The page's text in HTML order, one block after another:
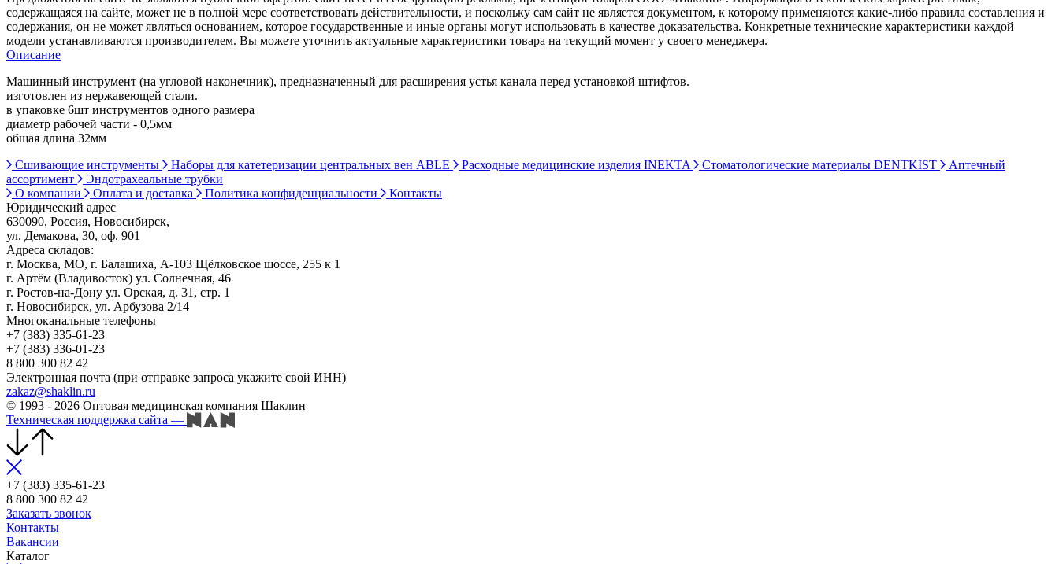
содержащаяся на сайте, может не в полной мере соответствовать действительности, и поскольку сам сайт не является документом, к которому применяются какие-либо правила составления и
содержания, он не может являться основанием, которое государственные и иные органы могут использовать в качестве доказательства. Конкретные технические характеристики каждой
модели устанавливаются производителем. Вы можете уточнить актуальные характеристики товара на текущий момент у своего менеджера.
Описание
Машинный инструмент (на угловой наконечник), предназначенный для расширения устья канала перед установкой штифтов.
изготовлен из нержавеющей стали.
в упаковке 6шт инструментов одного размера
диаметр рабочей части - 0,5мм
общая длина 32мм
Сшивающие инструменты
Наборы для катетеризации центральных вен ABLE Расходные медицинские изделия INEKTA Стоматологические материалы DENTKIST
Аптечный
ассортимент
Эндотрахеальные трубки
О компании
Оплата и доставка Политика конфиденциальности
Контакты
Юридический адрес
630090, Россия, Новосибирск,
ул. Демакова, 30, оф. 901
Адреса складов:
г. Москва, МО, г. Балашиха, А-103 Щёлковское шоссе, 255 к 1
г. Артём (Владивосток) ул. Солнечная, 46
г. Ростов-на-Дону ул. Орская, д. 31, стр. 1
г. Новосибирск, ул. Арбузова 2/14
Многоканальные телефоны
+7 (383) 335-61-23
+7 (383) 336-01-23
8 800 300 82 42
Электронная почта (при отправке запроса укажите свой ИНН)
zakaz@shaklin.ru
© 1993 - 2026 Оптовая медицинская компания Шаклин
Техническая поддержка сайта —
+7 (383) 335-61-23
8 800 300 82 42
Заказать звонок
Контакты
Вакансии
Каталог